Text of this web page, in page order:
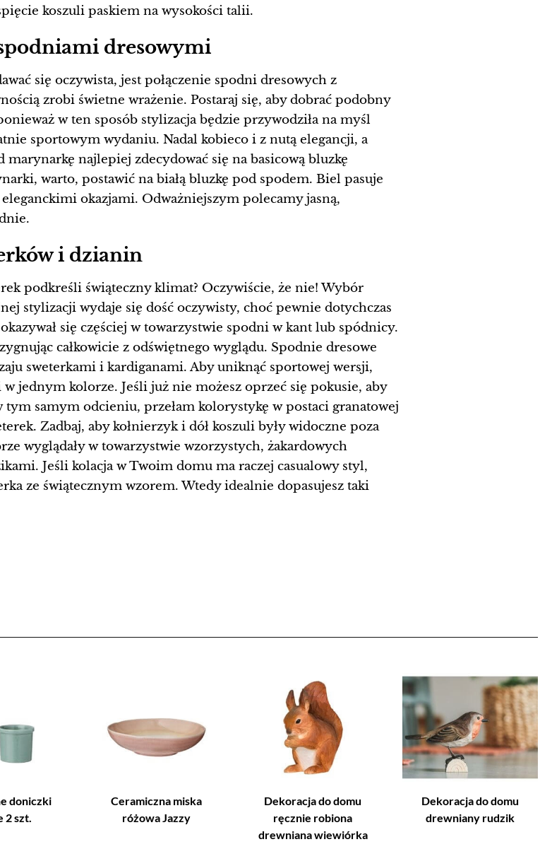
koszuli paskiem na wysokości talii.
dresowymi
się oczywista, jest połączenie spodni dresowych z
zrobi świetne wrażenie. Postaraj się, aby dobrać podobny
w ten sposób stylizacja będzie przywodziła na myśl
sportowym wydaniu. Nadal kobieco i z nutą elegancji, a
najlepiej zdecydować się na basicową bluzkę
warto, postawić na białą bluzkę pod spodem. Biel pasuje
okazjami. Odważniejszym polecamy jasną,
i dzianin
podkreśli świąteczny klimat? Oczywiście, że nie! Wybór
stylizacji wydaje się dość oczywisty, choć pewnie dotychczas
się częściej w towarzystwie spodni w kant lub spódnicy.
całkowicie z odświętnego wyglądu. Spodnie dresowe
sweterkami i kardiganami. Aby uniknąć sportowej wersji,
jednym kolorze. Jeśli już nie możesz oprzeć się pokusie, aby
tym samym odcieniu, przełam kolorystykę w postaci granatowej
Zadbaj, aby kołnierzyk i dół koszuli były widoczne poza
wyglądały w towarzystwie wzorzystych, żakardowych
Jeśli kolacja w Twoim domu ma raczej casualowy styl,
ze świątecznym wzorem. Wtedy idealnie dopasujesz taki
doniczki
2 szt.
Ceramiczna miska
różowa Jazzy
Dekoracja do domu
ręcznie robiona
drewniana wiewiórka
Dekoracja do domu
drewniany rudzik